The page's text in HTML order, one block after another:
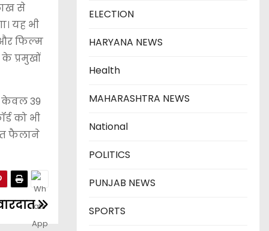
से
यह भी
और फिल्म
के प्रमुखों
केवल 39
को भी
फैलाने
ELECTION
HARYANA NEWS
Health
MAHARASHTRA NEWS
National
POLITICS
PUNJAB NEWS
SPORTS